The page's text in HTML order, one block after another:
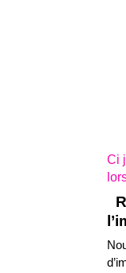
Ci